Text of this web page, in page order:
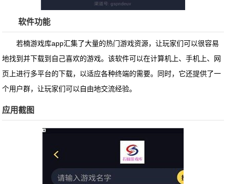
软件功能
若楠游戏库app汇集了大量的热门游戏资源，让玩家们可以很容易
地找到并下载到自己喜欢的游戏。该软件可以在计算机上、手机上、网
页上进行多平台的下载，以适应各种终端的需要。同时，它还提供了一
个用户群，让玩家们可以自由地交流经验。
应用截图